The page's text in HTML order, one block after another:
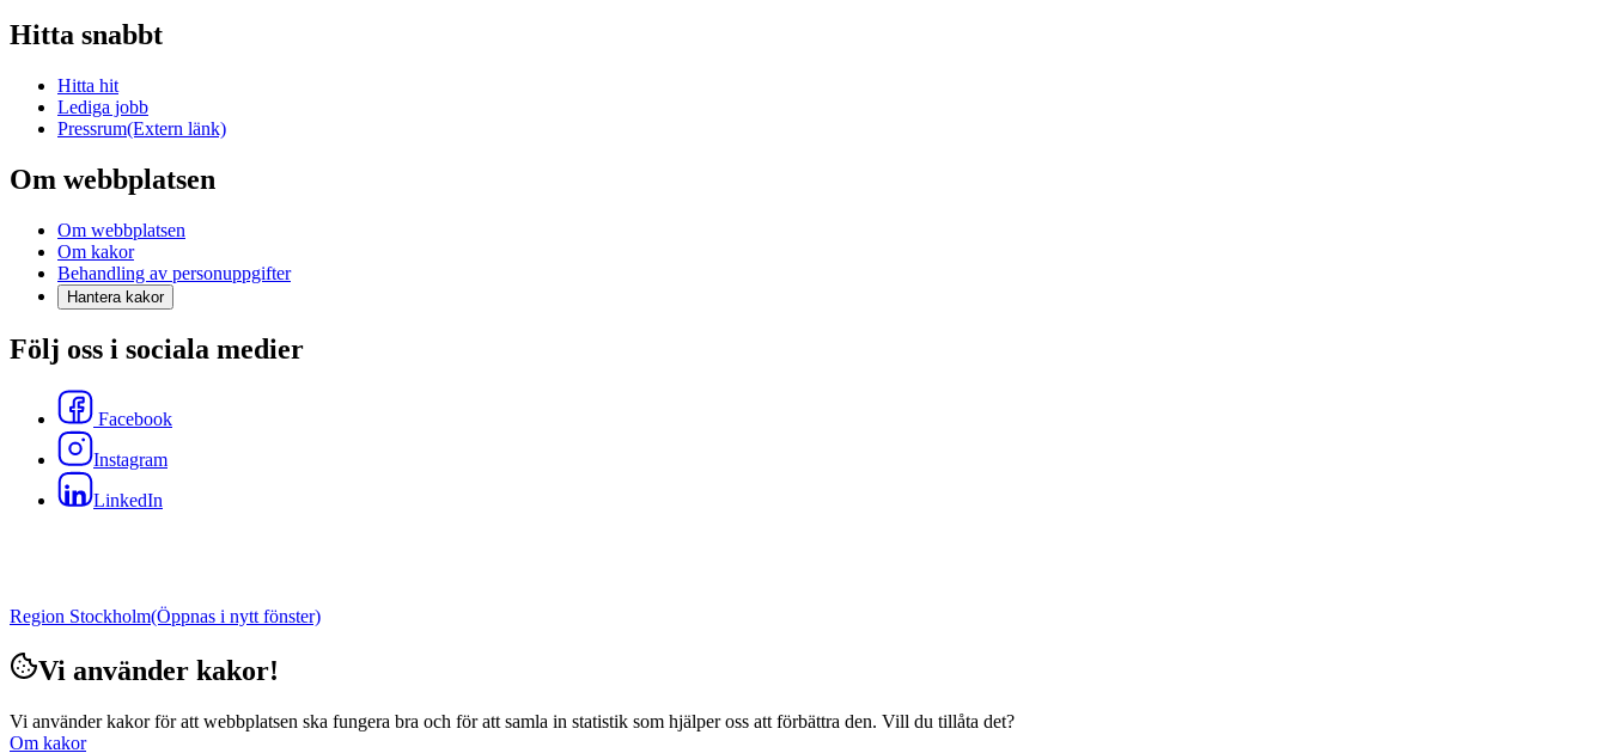
Hitta snabbt
Hitta hit
Lediga jobb
Pressrum(Extern länk)
Om webbplatsen
Om webbplatsen
Om kakor
Behandling av personuppgifter
Hantera kakor
Följ oss i sociala medier
Facebook
Instagram
LinkedIn
Region Stockholm(Öppnas i nytt fönster)
Vi använder kakor!
Vi använder kakor för att webbplatsen ska fungera bra och för att samla in statistik som hjälper oss att förbättra den. Vill du tillåta det?
Om kakor